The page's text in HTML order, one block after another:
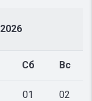
2026
Сб Вс
01 02